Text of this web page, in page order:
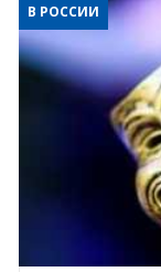
В РОССИИ